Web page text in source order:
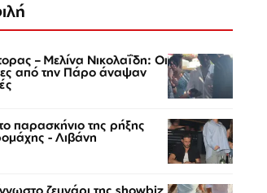
– Μελίνα Νικολαΐδη: Οι
από την Πάρο άναψαν
παρασκήνιο της ρήξης
- Λιβάνη